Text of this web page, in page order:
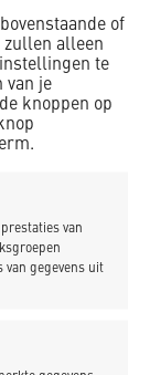
of
zullen alleen
te
van je
knoppen op
van
van gegevens uit